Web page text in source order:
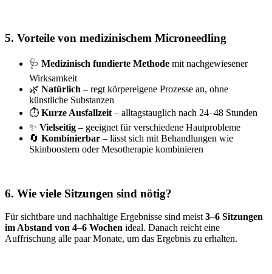
5. Vorteile von medizinischem Microneedling
🩺 Medizinisch fundierte Methode mit nachgewiesener
Wirksamkeit
🌿 Natürlich – regt körpereigene Prozesse an, ohne
künstliche Substanzen
⏱️ Kurze Ausfallzeit – alltagstauglich nach 24–48 Stunden
✨ Vielseitig – geeignet für verschiedene Hautprobleme
🔄 Kombinierbar – lässt sich mit Behandlungen wie
Skinboostern oder Mesotherapie kombinieren
6. Wie viele Sitzungen sind nötig?
Für sichtbare und nachhaltige Ergebnisse sind meist3–6 Sitzungen
im Abstand von 4–6 Wochen ideal. Danach reicht eine
Auffrischung alle paar Monate, um das Ergebnis zu erhalten.